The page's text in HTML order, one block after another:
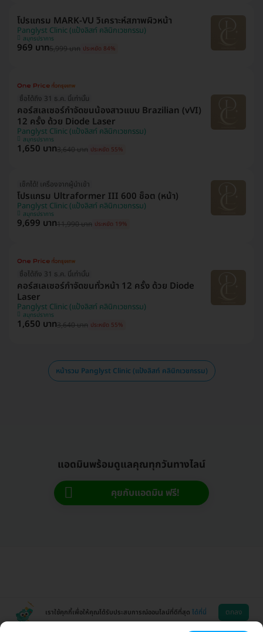
โปรแกรม MARK-VU วิเคราะห์สภาพผิวหน้า
Panglyst Clinic (แป้งลิสท์ คลินิกเวชกรรม)
สมุทรปราการ
969 บาท5,999 บาท ประหยัด 84%
ซื้อได้ถึง 31 ธ.ค. นี้เท่านั้น
คอร์สเลเซอร์กำจัดขนน้องสาวแบบ Brazilian (vVI)
12 ครั้ง ด้วย Diode Laser
Panglyst Clinic (แป้งลิสท์ คลินิกเวชกรรม)
สมุทรปราการ
1,650 บาท3,640 บาท ประหยัด 55%
เช็กได้! เครื่องจากผู้นำเข้า
โปรแกรม Ultraformer III 600 ช็อต (หน้า)
Panglyst Clinic (แป้งลิสท์ คลินิกเวชกรรม)
สมุทรปราการ
9,699 บาท11,990 บาท ประหยัด 19%
ซื้อได้ถึง 31 ธ.ค. นี้เท่านั้น
คอร์สเลเซอร์กำจัดขนทั่วหน้า 12 ครั้ง ด้วย Diode
Laser
Panglyst Clinic (แป้งลิสท์ คลินิกเวชกรรม)
สมุทรปราการ
1,650 บาท3,640 บาท ประหยัด 55%
หน้ารวม Panglyst Clinic (แป้งลิสท์ คลินิกเวชกรรม)
แอดมินพร้อมดูแลคุณทุกวันทางไลน์
คุยกับแอดมิน ฟรี!
เราใช้คุกกี้เพื่อให้คุณได้รับประสบการณ์ออนไลน์ที่ดีที่สุด ได้ที่นี่ ตกลง